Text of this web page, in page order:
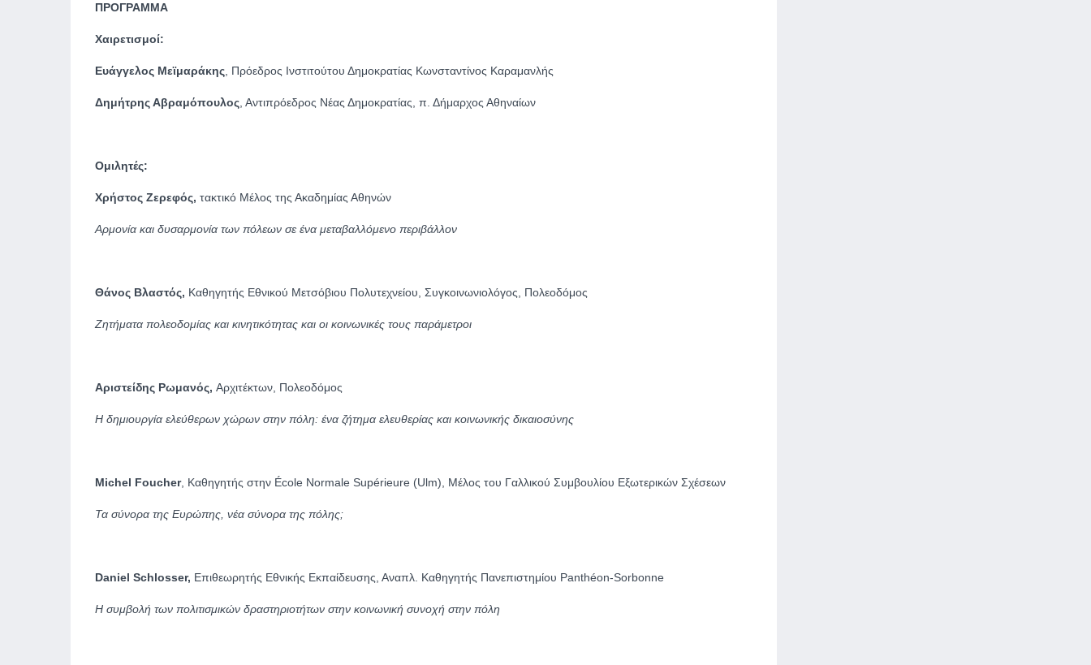
ΠΡΟΓΡΑΜΜΑ
Χαιρετισμοί:
Ευάγγελος Μεϊμαράκης , Πρόεδρος Ινστιτούτου Δημοκρατίας Κωνσταντίνος Καραμανλής
Δημήτρης Αβραμόπουλος , Αντιπρόεδρος Νέας Δημοκρατίας, π. Δήμαρχος Αθηναίων
Ομιλητές:
Χρήστος Ζερεφός, τακτικό Μέλος της Ακαδημίας Αθηνών
Αρμονία και δυσαρμονία των πόλεων σε ένα μεταβαλλόμενο περιβάλλον
Θάνος Βλαστός, Καθηγητής Εθνικού Μετσόβιου Πολυτεχνείου, Συγκοινωνιολόγος, Πολεοδόμος
Ζητήματα πολεοδομίας και κινητικότητας και οι κοινωνικές τους παράμετροι
Αριστείδης Ρωμανός, Αρχιτέκτων, Πολεοδόμος
Η δημιουργία ελεύθερων χώρων στην πόλη: ένα ζήτημα ελευθερίας και κοινωνικής δικαιοσύνης
Michel Foucher, Καθηγητής στην École Normale Supérieure (Ulm), Μέλος του Γαλλικού Συμβουλίου Εξωτερικών Σχέσεων
Τα σύνορα της Ευρώπης, νέα σύνορα της πόλης;
Daniel Schlosser, Επιθεωρητής Εθνικής Εκπαίδευσης, Αναπλ. Καθηγητής Πανεπιστημίου Panthéon-Sorbonne
Η συμβολή των πολιτισμικών δραστηριοτήτων στην κοινωνική συνοχή στην πόλη